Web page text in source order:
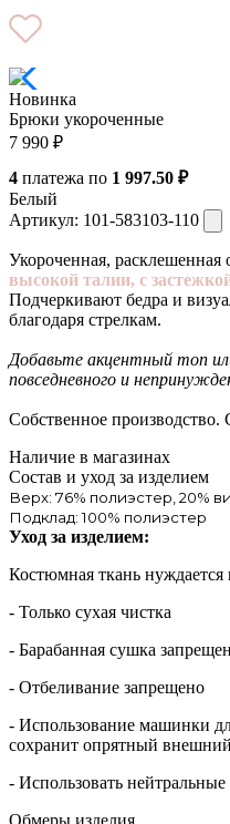
Новинка
Брюки укороченные
7 990 ₽
4 платежа по 1 997.50 ₽
Белый
Артикул: 101-583103-110
Укороченная, расклешенная
высокой талии, с
Подчеркивают бедра и
благодаря стрелкам.
Добавьте акцентный топ
повседневного и
Собственное производство.
Наличие в магазинах
Состав и уход за изделием
Верх: 76% полиэстер, 20%
Подклад: 100% полиэстер
Уход за изделием:
Костюмная ткань нуждается
- Только сухая чистка
- Барабанная сушка
- Отбеливание запрещено
- Использование машинки
сохранит опрятный
- Использовать
Обмеры изделия